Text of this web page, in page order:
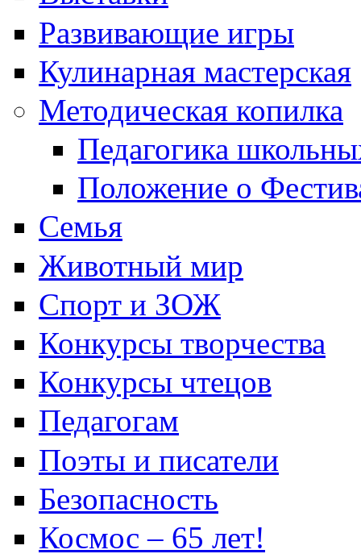
Развивающие игры
Кулинарная мастерская
Методическая копилка
Педагогика
Положение о
Семья
Животный мир
Спорт и ЗОЖ
Конкурсы творчества
Конкурсы чтецов
Педагогам
Поэты и писатели
Безопасность
Космос – 65 лет!